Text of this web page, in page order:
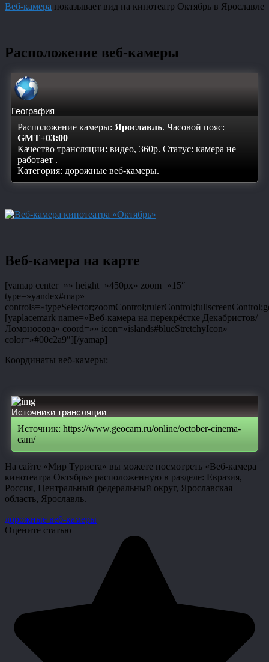
Веб-камера показывает вид на кинотеатр Октябрь в Ярославле
Расположение веб-камеры
География
Расположение камеры: Ярославль. Часовой пояс:
GMT+03:00
Качество трансляции: видео, 360p. Статус: камера не
работает .
Категория: дорожные веб-камеры.
Веб-камера на карте
[yamap center=»» height=»450px» zoom=»15″
type=»yandex#map»
[yaplacemark name=»Веб-камера на перекрёстке Декабристов/
Ломоносова» coord=»» icon=»islands#blueStretchyIcon»
color=»#00c2a9″][/yamap]
Координаты веб-камеры:
Источники трансляции
Источник: https://www.geocam.ru/online/october-cinema-
cam/
На сайте «Мир Туриста» вы можете посмотреть «Веб-камера
кинотеатра Октябрь» расположенную в разделе: Евразия,
Россия, Центральный федеральный округ, Ярославская
область, Ярославль.
дорожные веб-камеры
Оцените статью